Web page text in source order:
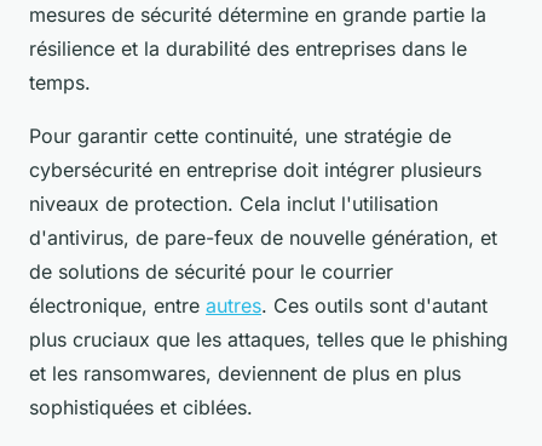
mesures de sécurité détermine en grande partie la
résilience et la durabilité des entreprises dans le
temps.
Pour garantir cette continuité, une stratégie de
cybersécurité en entreprise doit intégrer plusieurs
niveaux de protection. Cela inclut l'utilisation
d'antivirus, de pare-feux de nouvelle génération, et
de solutions de sécurité pour le courrier
électronique, entre autres. Ces outils sont d'autant
plus cruciaux que les attaques, telles que le phishing
et les ransomwares, deviennent de plus en plus
sophistiquées et ciblées.